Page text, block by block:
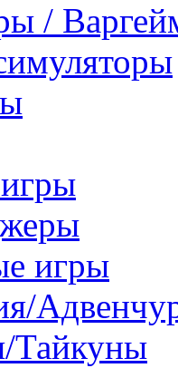
/
игры
Тайкуны